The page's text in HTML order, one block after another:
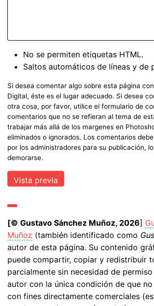
No se permiten etiquetas HTML.
Saltos automáticos de líneas y de
Si desea comentar algo sobre esta página
Digital, éste es el lugar adecuado. Si desea
otra cosa, por favor, utilice el formulario de
comentarios que no se refieran al tema de
trabajar más allá de los margenes en
eliminados o ignorados. Los comentarios
por los administradores para su publicación,
demorarse.
[© Gustavo Sánchez Muñoz, 2026]
Muñoz (también identificado como
autor de esta página. Su contenido
puede compartir, copiar y redistribuir
parcialmente sin necesidad de
autor con la única condición de que
con fines directamente comerciales